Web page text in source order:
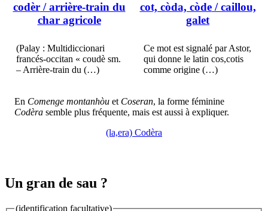
codèr/ arrière-train du
char agricole
(Palay : Multidiccionari
francés-occitan « coudè sm.
– Arrière-train du (…)
cot, còda, còde/ caillou,
galet
Ce mot est signalé par Astor,
qui donne le latin cos,cotis
comme origine (…)
En Comenge montanhòu et Coseran, la forme féminine
Codèra semble plus fréquente, mais est aussi à expliquer.
(la,era) Codèra
Un gran de sau ?
(identification facultative)